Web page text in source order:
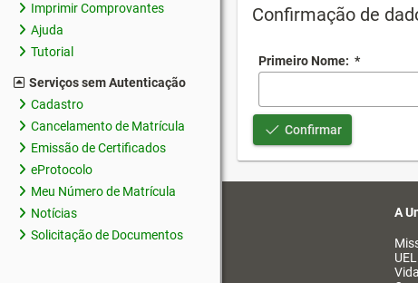
Imprimir Comprovantes
Ajuda
Tutorial
Serviços sem Autenticação
Cadastro
Cancelamento de Matrícula
Emissão de Certificados
eProtocolo
Meu Número de Matrícula
Notícias
Solicitação de Documentos
Confirmação de
Primeiro Nome: *
Confirmar
A